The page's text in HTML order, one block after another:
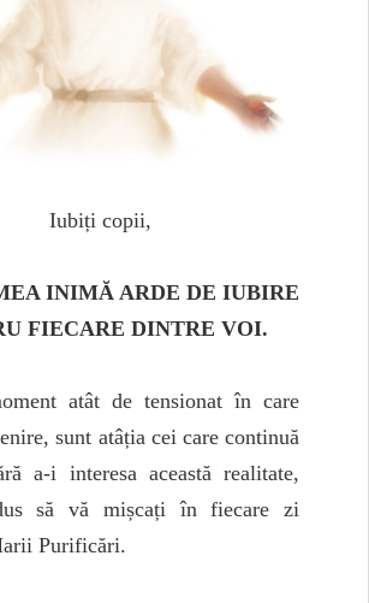
Iubiți copii,
INIMĂ ARDE DE IUBIRE
FIECARE DINTRE VOI.
atât de tensionat în care
sunt atâția cei care continuă
a-i interesa această realitate,
să vă mișcați în fiecare zi
Purificări.